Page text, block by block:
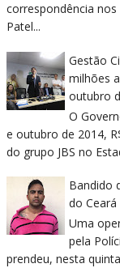
correspondência nos
Patel...
Gestão
milhões
outubro
O
e outubro de 2014,
do grupo JBS no
Bandido
do
Uma
pela
prendeu, nesta